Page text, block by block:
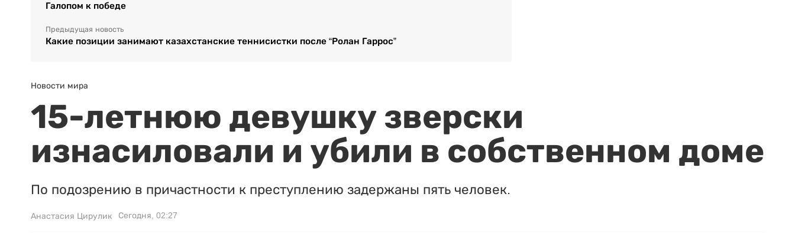
Галопом к победе
Предыдущая новость
Какие позиции занимают казахстанские теннисистки после “Ролан Гаррос”
Новости мира
15-летнюю девушку зверски
изнасиловали и убили в собственном доме
По подозрению в причастности к преступлению задержаны пять человек.
Анастасия Цирулик Сегодня, 02:27